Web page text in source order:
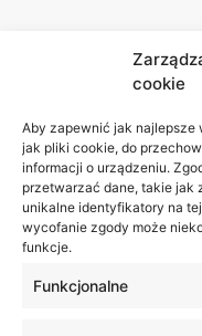
cookie
Aby zapewnić jak
jak pliki cookie, do
informacji o urządzeniu.
przetwarzać dane, takie jak
unikalne identyfikatory na
wycofanie zgody może
funkcje.
Funkcjonalne